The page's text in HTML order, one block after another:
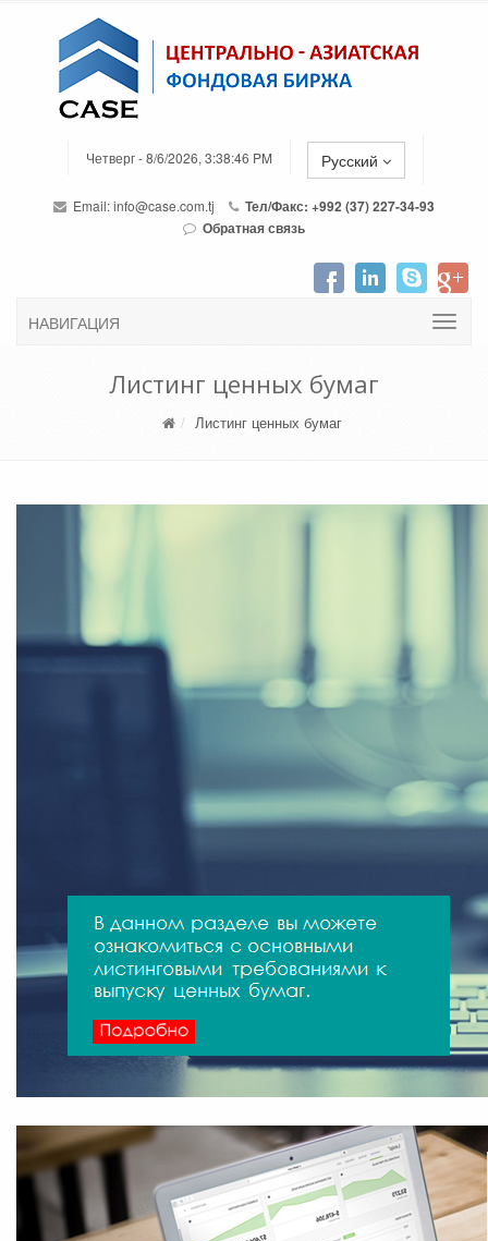
Четверг - 8/6/2026, 3:38:46 PM Русский
Email:info@case.com.tj
Тел/Факс: +992 (37) 227-34-93
Обратная связь
НАВИГАЦИЯ
Листинг ценных бумаг
Листинг ценных бумаг